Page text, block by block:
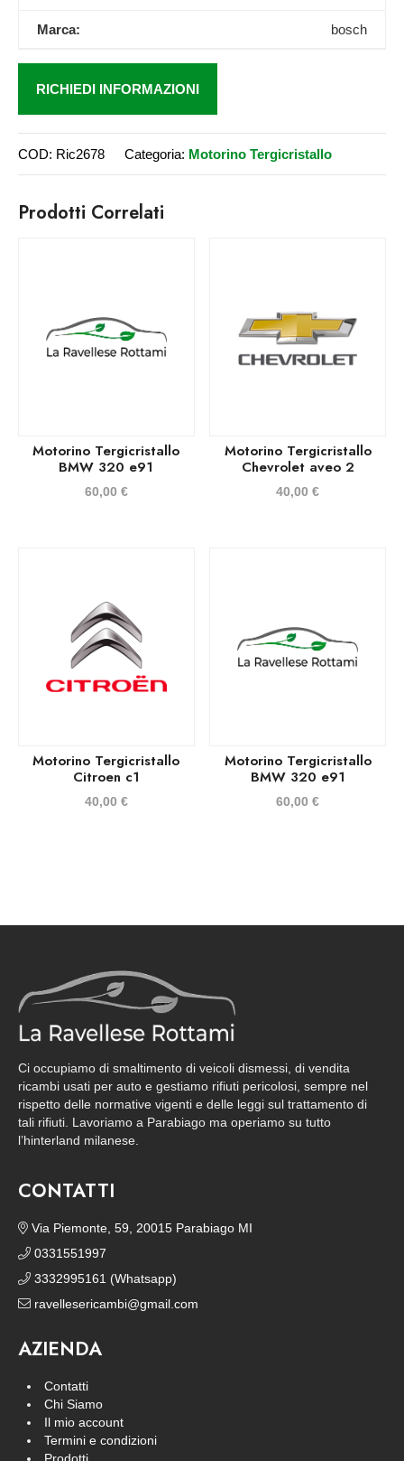
Marca: bosch
RICHIEDI INFORMAZIONI
COD: Ric2678 Categoria: Motorino Tergicristallo
Prodotti Correlati
Motorino Tergicristallo
BMW 320 e91
60,00 €
Motorino Tergicristallo
Chevrolet aveo 2
40,00€
Motorino Tergicristallo
Citroen c1
40,00 €
Motorino Tergicristallo
BMW 320 e91
60,00€
Ci occupiamo di smaltimento di veicoli dismessi, di vendita
ricambi usati per auto e gestiamo rifiuti pericolosi, sempre nel
rispetto delle normative vigenti e delle leggi sul trattamento di
tali rifiuti. Lavoriamo a Parabiago ma operiamo su tutto
l’hinterland milanese.
CONTATTI
Via Piemonte, 59, 20015 Parabiago MI
0331551997
3332995161 (Whatsapp)
ravellesericambi@gmail.com
AZIENDA
Contatti
Chi Siamo
Il mio account
Termini e condizioni
Prodotti